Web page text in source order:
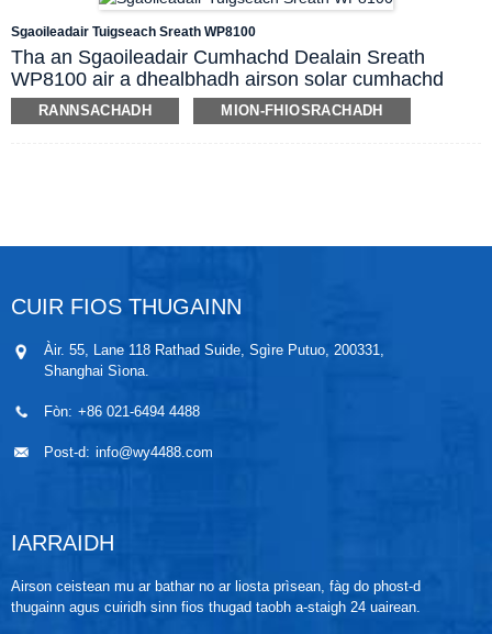
Sgaoileadair Tuigseach Sreath WP8100
Tha an Sgaoileadair Cumhachd Dealain Sreath
WP8100 air a dhealbhadh airson solar cumhachd
iomallach a thoirt seachad airson luchd-sgaoilidh 2-
uèir no 3-uèir agus tionndadh is tar-chur iomallach de
toirt seachad aonaranachd, tionndadh, riarachadh
agus giullachd airson prìomh ionnsramaidean air an
làrach gus comas an-aghaidh bacadh siostam
smachd fèin-ghluasaid phròiseasan ann an
dèanamh cinnteach à seasmhachd is earbsachd an t-
RANNSACHADH MION-FHIOSRACHADH
CUIR FIOS THUGAINN
Àir. 55, Lane 118 Rathad Suide, Sgìre Putuo, 200331,
Shanghai Sìona.
Fòn: +86 021-6494 4488
Post-d: info@wy4488.com
IARRAIDH
Airson ceistean mu ar bathar no ar liosta prìsean, fàg do phost-d
thugainn agus cuiridh sinn fios thugad taobh a-staigh 24 uairean.